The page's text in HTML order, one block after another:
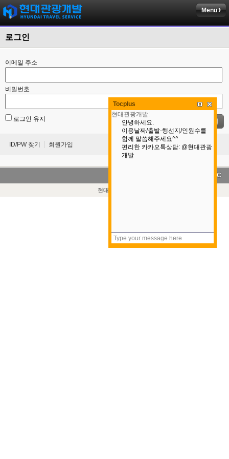
Menu
로그인
이메일 주소
비밀번호
로그인 유지 로그인
ID/PW 찾기 회원가입
PC
현대관광개발
Tocplus